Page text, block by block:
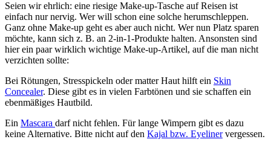
Seien wir ehrlich: eine riesige Make-up-Tasche auf Reisen ist
einfach nur nervig. Wer will schon eine solche herumschleppen.
Ganz ohne Make-up geht es aber auch nicht. Wer nun Platz sparen
möchte, kann sich z. B. an 2-in-1-Produkte halten. Ansonsten sind
hier ein paar wirklich wichtige Make-up-Artikel, auf die man nicht
verzichten sollte:
Bei Rötungen, Stresspickeln oder matter Haut hilft ein Skin
Concealer. Diese gibt es in vielen Farbtönen und sie schaffen ein
ebenmäßiges Hautbild.
Ein Mascara darf nicht fehlen. Für lange Wimpern gibt es dazu
keine Alternative. Bitte nicht auf den Kajal bzw. Eyelinervergessen.